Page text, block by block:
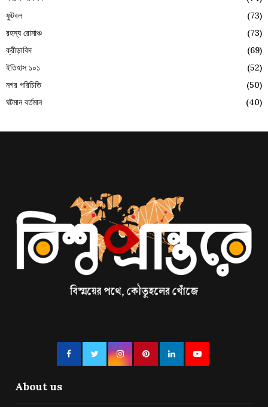
ফুটবল
(73)
রহস্য রোমাঞ্চ
(73)
ক্রীড়াবিদ
(69)
ইতিহাস ১০১
(52)
নগর পরিচিতি
(50)
ঘটমান বর্তমান
(40)
About us